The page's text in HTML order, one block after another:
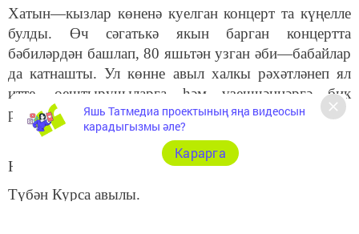
Хатын—кызлар көненә куелган концерт та күңелле
булды. Өч сәгатькә якын барган концертта
бәбиләрдән башлап, 80 яшьтән узган әби—бабайлар
да катнашты. Ул көнне авыл халкы рәхәтләнеп ял
итте, оештыручыларга һәм үзешчәннәргә бик
рәхмәтле булып таралышты.
Нурфига Габдрахманова.
Түбән Курса авылы.
Яшь Татмедиа проектының яңа видеосын
карадыгызмы әле?
Карарга